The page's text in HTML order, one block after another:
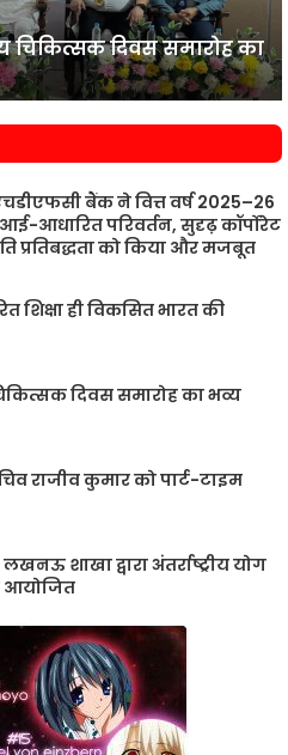
दिवस समारोह का
बैंक ने वित्त वर्ष 2025–26
आधारित परिवर्तन, सुदृढ़ कॉर्पोरेट
प्रतिबद्धता को किया और मजबूत
शिक्षा ही विकसित भारत की
दिवस समारोह का भव्य
राजीव कुमार को पार्ट-टाइम
शाखा द्वारा अंतर्राष्ट्रीय योग
आयोजित